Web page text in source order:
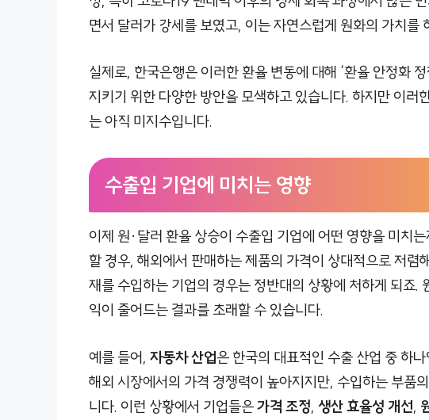
면서 달러가 강세를 보였고, 이는 자연스럽게 원화의 가치를
실제로, 한국은행은 이러한 환율 변동에 대해 ‘환율 안정화
지키기 위한 다양한 방안을 모색하고 있습니다. 하지만 이러
는 아직 미지수입니다.
수출입 기업에 미치는 영향
이제 원·달러 환율 상승이 수출입 기업에 어떤 영향을 미치
할 경우, 해외에서 판매하는 제품의 가격이 상대적으로 저렴
재를 수입하는 기업의 경우는 정반대의 상황에 처하게 되죠.
익이 줄어드는 결과를 초래할 수 있습니다.
예를 들어, 자동차 산업은 한국의 대표적인 수출 산업 중 하
해외 시장에서의 가격 경쟁력이 높아지지만, 수입하는 부품
니다. 이런 상황에서 기업들은가격 조정, 생산 효율성 개선,